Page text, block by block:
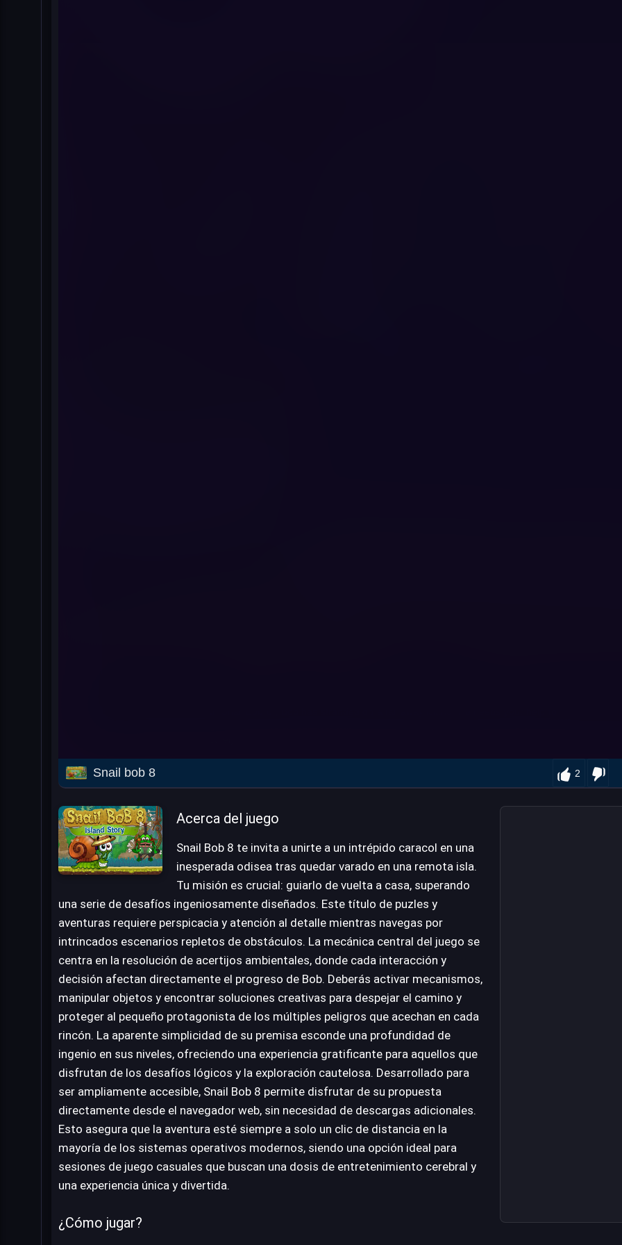
Snail bob 8 2
Acerca del juego
Snail Bob 8 te invita a unirte a un intrépido caracol en una
inesperada odisea tras quedar varado en una remota isla.
Tu misión es crucial: guiarlo de vuelta a casa, superando
una serie de desafíos ingeniosamente diseñados. Este título de puzles y
aventuras requiere perspicacia y atención al detalle mientras navegas por
intrincados escenarios repletos de obstáculos. La mecánica central del juego se
centra en la resolución de acertijos ambientales, donde cada interacción y
decisión afectan directamente el progreso de Bob. Deberás activar mecanismos,
manipular objetos y encontrar soluciones creativas para despejar el camino y
proteger al pequeño protagonista de los múltiples peligros que acechan en cada
rincón. La aparente simplicidad de su premisa esconde una profundidad de
ingenio en sus niveles, ofreciendo una experiencia gratificante para aquellos que
disfrutan de los desafíos lógicos y la exploración cautelosa. Desarrollado para
ser ampliamente accesible, Snail Bob 8 permite disfrutar de su propuesta
directamente desde el navegador web, sin necesidad de descargas adicionales.
Esto asegura que la aventura esté siempre a solo un clic de distancia en la
mayoría de los sistemas operativos modernos, siendo una opción ideal para
sesiones de juego casuales que buscan una dosis de entretenimiento cerebral y
una experiencia única y divertida.
¿Cómo jugar?